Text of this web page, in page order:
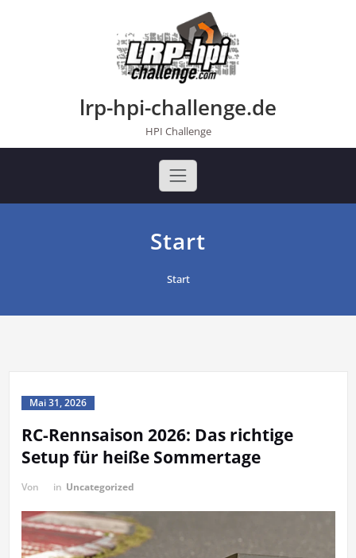
lrp-hpi-challenge.de
HPI Challenge
Start
Start
Mai 31, 2026
RC-Rennsaison 2026: Das richtige
Setup für heiße Sommertage
Von in Uncategorized